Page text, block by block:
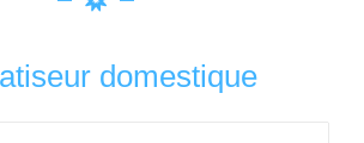
domestique